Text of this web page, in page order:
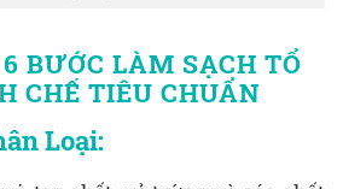
BƯỚC LÀM SẠCH TỔ
CHẾ TIÊU CHUẨN
Loại: